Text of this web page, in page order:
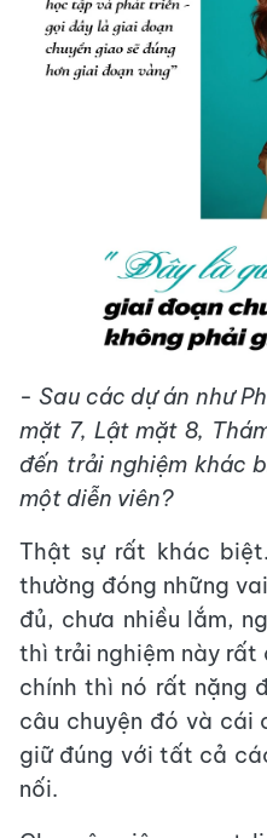
- Sau các dự án như
mặt 7, Lật mặt 8,
đến trải nghiệm khác
một diễn viên?
Thật sự rất khác
thường đóng những
đủ, chưa nhiều lắm,
thì trải nghiệm này rất
chính thì nó rất nặng
câu chuyện đó và cái
giữ đúng với tất cả
nối.